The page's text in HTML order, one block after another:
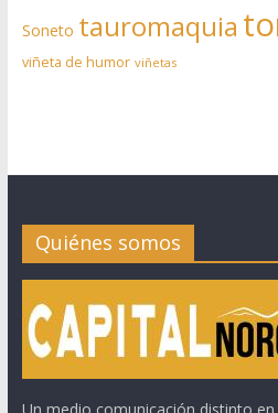
Soneto tauromaquia
viñeta de humor viñetas
Quiénes somos